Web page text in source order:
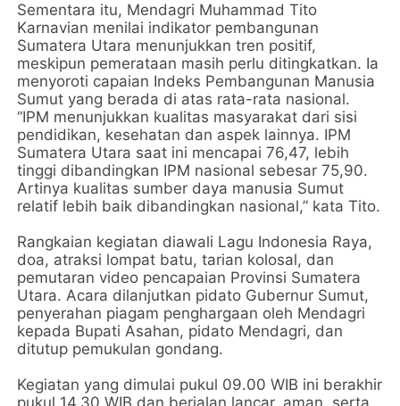
Sementara itu, Mendagri Muhammad Tito
Karnavian menilai indikator pembangunan
Sumatera Utara menunjukkan tren positif,
meskipun pemerataan masih perlu ditingkatkan. Ia
menyoroti capaian Indeks Pembangunan Manusia
Sumut yang berada di atas rata-rata nasional.
“IPM menunjukkan kualitas masyarakat dari sisi
pendidikan, kesehatan dan aspek lainnya. IPM
Sumatera Utara saat ini mencapai 76,47, lebih
tinggi dibandingkan IPM nasional sebesar 75,90.
Artinya kualitas sumber daya manusia Sumut
relatif lebih baik dibandingkan nasional,” kata Tito.
Rangkaian kegiatan diawali Lagu Indonesia Raya,
doa, atraksi lompat batu, tarian kolosal, dan
pemutaran video pencapaian Provinsi Sumatera
Utara. Acara dilanjutkan pidato Gubernur Sumut,
penyerahan piagam penghargaan oleh Mendagri
kepada Bupati Asahan, pidato Mendagri, dan
ditutup pemukulan gondang.
Kegiatan yang dimulai pukul 09.00 WIB ini berakhir
pukul 14.30 WIB dan berjalan lancar, aman, serta